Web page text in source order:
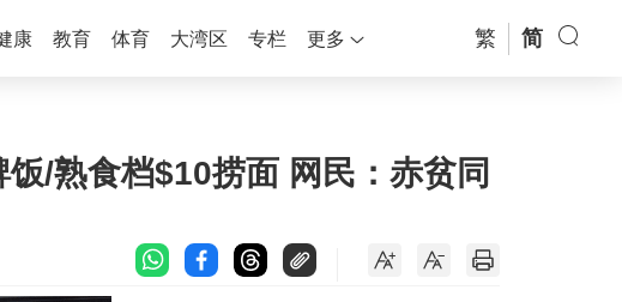
康 教育 体育 大湾区 专栏 更多 繁 简
/熟食档$10捞面 网民：赤贫同